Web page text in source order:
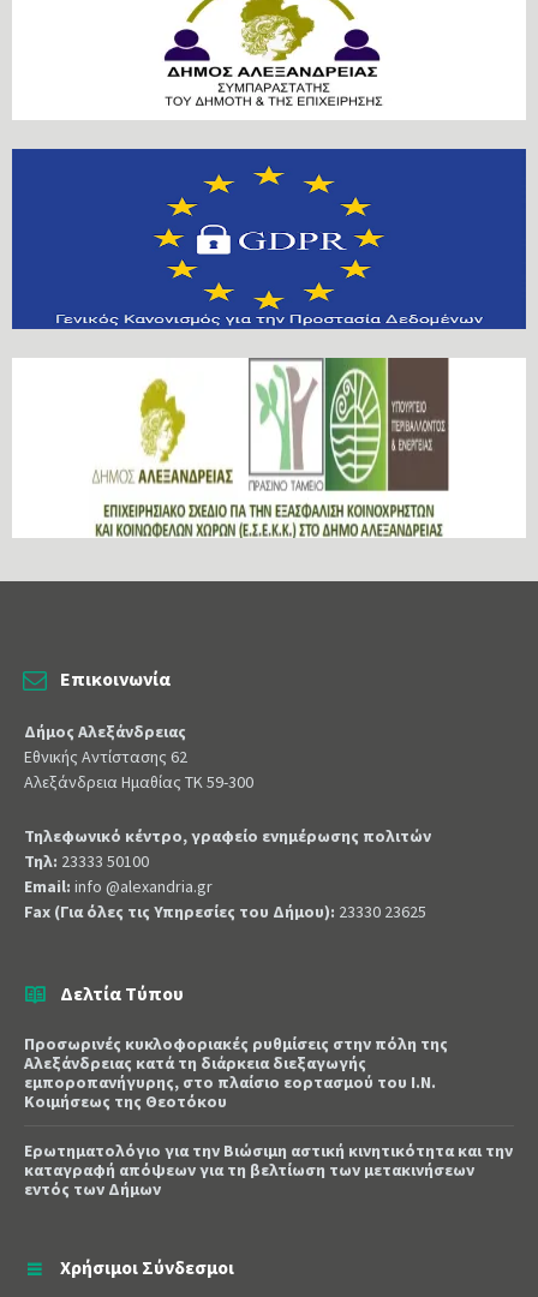
Επικοινωνία
Δήμος Αλεξάνδρειας
Εθνικής Αντίστασης 62
Αλεξάνδρεια Ημαθίας ΤΚ 59-300
Τηλεφωνικό κέντρο, γραφείο ενημέρωσης πολιτών
Τηλ: 23333 50100
Email: info @alexandria.gr
Fax (Για όλες τις Υπηρεσίες του Δήμου): 23330 23625
Δελτία Τύπου
Προσωρινές κυκλοφοριακές ρυθμίσεις στην πόλη της
Αλεξάνδρειας κατά τη διάρκεια διεξαγωγής
εμποροπανήγυρης, στο πλαίσιο εορτασμού του Ι.Ν.
Κοιμήσεως της Θεοτόκου
Ερωτηματολόγιο για την Βιώσιμη αστική κινητικότητα και την
καταγραφή απόψεων για τη βελτίωση των μετακινήσεων
εντός των Δήμων
Χρήσιμοι Σύνδεσμοι